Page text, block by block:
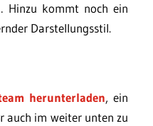
kommt noch ein
Darstellungsstil.
herunterladen, ein
auch im weiter unten zu